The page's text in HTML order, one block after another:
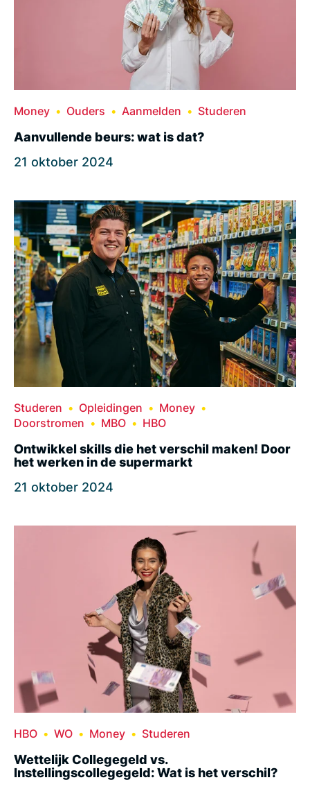
Money Ouders Aanmelden Studeren
Aanvullende beurs: wat is dat?
21 oktober 2024
Studeren Opleidingen
Money
Doorstromen
MBO HBO
Ontwikkel skills die het verschil maken! Door
het werken in de supermarkt
21 oktober 2024
HBO WO Money Studeren
Wettelijk Collegegeld vs.
Instellingscollegegeld: Wat is het verschil?